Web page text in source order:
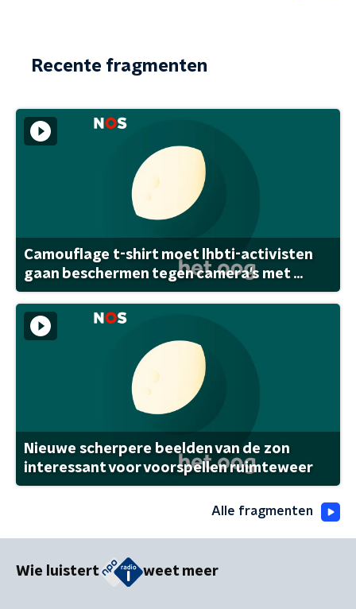
Recente fragmenten
Camouflage t-shirt moet lhbti-activisten
gaan beschermen tegen camera's met ...
Nieuwe scherpere beelden van de zon
interessant voor voorspellen ruimteweer
Alle fragmenten
Wie luistert weet meer